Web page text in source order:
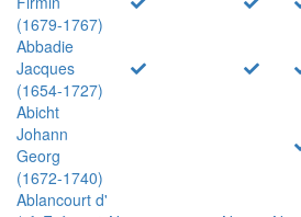
(1679-1767)
Abbadie
Jacques
(1654-1727)
Abicht
Johann
Georg
(1672-1740)
Ablancourt d'